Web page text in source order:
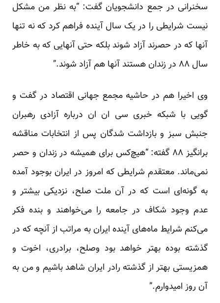
سخنرانی در جمع دانشجویان گفت: “به نظر من مشکل
نیست شرایطی را در یک سال آینده فراهم کرد که نه تنها
آنها که در حصرند آزاد شوند بلکه حتی آنهایی که به خاطر
سال ۸۸ در زندان هستند آنها هم آزاد شوند.”
وی اخیرا هم در حاشیه مجمع جهانی اقتصاد در گفت و
گویی با شبکه خبری سی ان ان درباره آزادی رهبران
جنبش سبز و بازداشت شدگان پس از انتخابات مناقشه
برانگیز ۸۸ گفته: “هیچ‌کس برای همیشه در زندان و حصر
نمی‌ماند. معتقدم شرایطی که امروز در ایران بوجود آمده
به گونه‌ای است که در آن ملت صلح، نزدیکی بیشتر و
عدم وجود شکاف در جامعه را می‌خواهند و بنده فکر
می‌کنم شرایط ماه‌های آینده ایران به مراتب از آنچه که در
گذشته بوده بهتر خواهد بود وصلح، برادری، اخوت و
همزیستی بهتر از گذشته رادر ایران شاهد باشیم و من به
آن روز امیدوارم.”